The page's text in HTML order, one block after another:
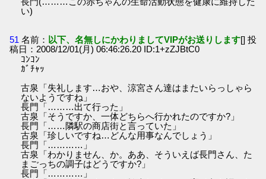
い)
51 名前： 以下、名無しにかわりましてVIPがお送りします[] 投
稿日：2008/12/01(月) 06:46:26.20 ID:1+zZJBtC0
ｺﾝｺﾝ
ｶﾞﾁｬｯ
古泉「失礼します…おや、涼宮さん達はまたいらっしゃら
ないようですね」
長門「………出て行った」
古泉「そうですか、一体どちらへ行かれたのですか?」
長門「……隣駅の商店街と言っていた」
古泉「珍しいですね…どんな用事なんでしょう」
長門「…………」
古泉「わかりません、か。ああ、そういえば長門さん、た
まごっちの調子はどうですか?」
長門「…………」